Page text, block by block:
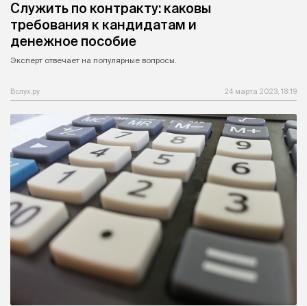
Служить по контракту: каковы
требования к кандидатам и
денежное пособие
Эксперт отвечает на популярные вопросы.
Вслух.ру 24 марта 2023, 18:19